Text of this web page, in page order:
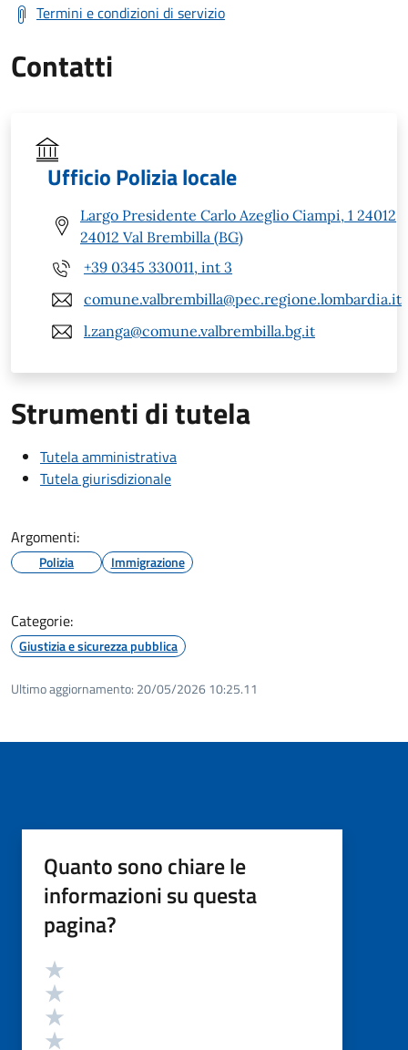
Termini e condizioni di servizio
Contatti
Ufficio Polizia locale
Largo Presidente Carlo Azeglio Ciampi, 1 24012
24012 Val Brembilla (BG)
+39 0345 330011, int 3
comune.valbrembilla@pec.regione.lombardia.it
l.zanga@comune.valbrembilla.bg.it
Strumenti di tutela
Tutela amministrativa
Tutela giurisdizionale
Argomenti:
Polizia Immigrazione
Categorie:
Giustizia e sicurezza pubblica
Ultimo aggiornamento: 20/05/2026 10:25.11
Quanto sono chiare le
informazioni su questa
pagina?
Valutazione